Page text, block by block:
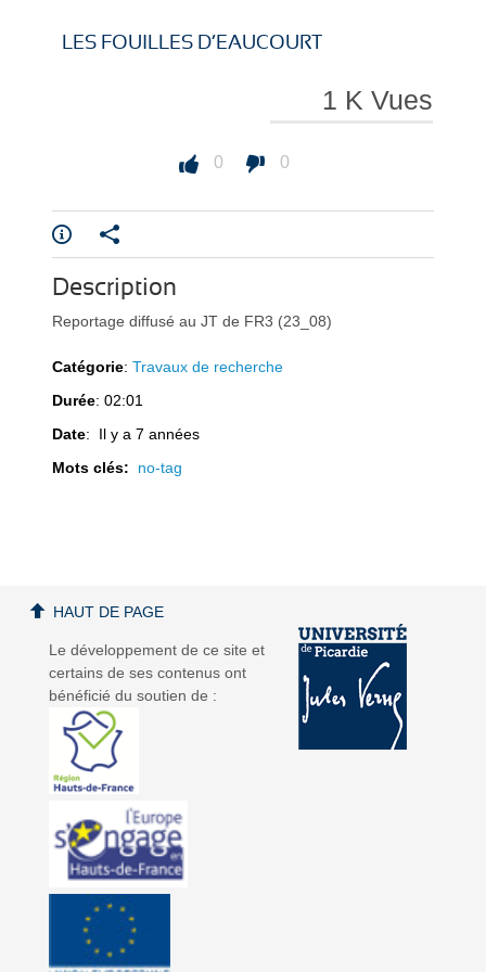
i
r
e
a
i
r
e
a
LES FOUILLES D’EAUCOURT
1 K Vues
0 0
Description
Reportage diffusé au JT de FR3 (23_08)
Catégorie:Travaux de recherche
Durée: 02:01
Date: Il y a 7 années
Mots clés: no-tag
Le développement de ce site et
certains de ses contenus ont
bénéficié du soutien de :
HAUT DE PAGE